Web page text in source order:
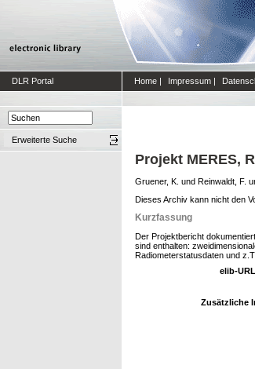
DLR Portal Home | Impressum |
Erweiterte Suche
Projekt MERES,
Gruener, K. und Reinwaldt, F.
Dieses Archiv kann nicht den
Kurzfassung
Der Projektbericht
sind enthalten:
Radiometerstatusdaten und
elib-
Zusätzliche